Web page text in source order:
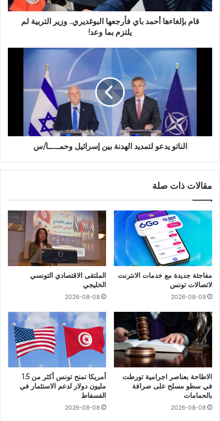
قام بإلغاءها أحمد باي فأرجعها البوغديري.. وزير التربية لم
يلتزم بما وعد!
الناتو يدعو لتمديد الهدنة بين إسرائيل وحمــ.ــا/س
مقالات ذات صلة
مفاجئة جديدة مع خدمات الانترنت
لاتصالات تونس
2026-08-09
الملتقى الاقتصادي التونسي
الخليجي
2026-08-08
الاطاحة بعناصر اجرامية تورطت
في سطو مسلح على صرافة
بالحمامات
2026-08-08
أمريكا تمنح تونس أكثر من 1.5
مليون دولار لدعم الاستثمار في
الفسفاط
2026-08-08